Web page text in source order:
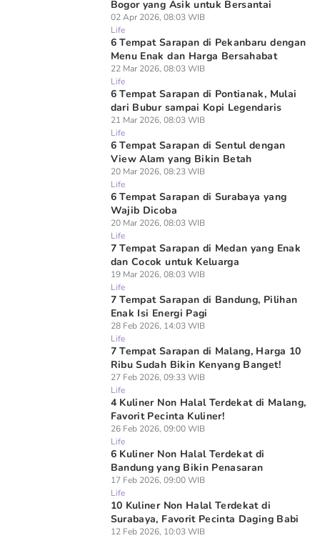
Bogor yang Asik untuk Bersantai
02 Apr 2026, 08:03 WIB
Life
6 Tempat Sarapan di Pekanbaru dengan
Menu Enak dan Harga Bersahabat
22 Mar 2026, 08:03 WIB
Life
6 Tempat Sarapan di Pontianak, Mulai
dari Bubur sampai Kopi Legendaris
21 Mar 2026, 08:03 WIB
Life
6 Tempat Sarapan di Sentul dengan
View Alam yang Bikin Betah
20 Mar 2026, 08:23 WIB
Life
6 Tempat Sarapan di Surabaya yang
Wajib Dicoba
20 Mar 2026, 08:03 WIB
Life
7 Tempat Sarapan di Medan yang Enak
dan Cocok untuk Keluarga
19 Mar 2026, 08:03 WIB
Life
7 Tempat Sarapan di Bandung, Pilihan
Enak Isi Energi Pagi
28 Feb 2026, 14:03 WIB
Life
7 Tempat Sarapan di Malang, Harga 10
Ribu Sudah Bikin Kenyang Banget!
27 Feb 2026, 09:33 WIB
Life
4 Kuliner Non Halal Terdekat di Malang,
Favorit Pecinta Kuliner!
26 Feb 2026, 09:00 WIB
Life
6 Kuliner Non Halal Terdekat di
Bandung yang Bikin Penasaran
17 Feb 2026, 09:00 WIB
Life
10 Kuliner Non Halal Terdekat di
Surabaya, Favorit Pecinta Daging Babi
12 Feb 2026, 10:03 WIB